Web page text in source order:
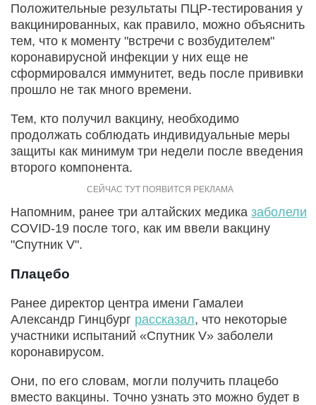
Положительные результаты ПЦР-тестирования у
вакцинированных, как правило, можно объяснить
тем, что к моменту "встречи с возбудителем"
коронавирусной инфекции у них еще не
сформировался иммунитет, ведь после прививки
прошло не так много времени.
Тем, кто получил вакцину, необходимо
продолжать соблюдать индивидуальные меры
защиты как минимум три недели после введения
второго компонента.
Напомним, ранее три алтайских медика заболели
COVID-19 после того, как им ввели вакцину
"Спутник V".
Плацебо
Ранее директор центра имени Гамалеи
Александр Гинцбург рассказал, что некоторые
участники испытаний «Спутник V» заболели
коронавирусом.
Они, по его словам, могли получить плацебо
вместо вакцины. Точно узнать это можно будет в